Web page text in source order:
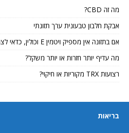
מה זה CBD?
אבקת חלבון טבעונית ערך תזונתי
אם בתזונה אין מספיק ויטמין E וכולין, כדאי לצרוך תוספים שלהם להשלמה
מה עדיף יותר חזרות או יותר משקל?
רצועות TRX מקוריות או חיקוי?
בריאות